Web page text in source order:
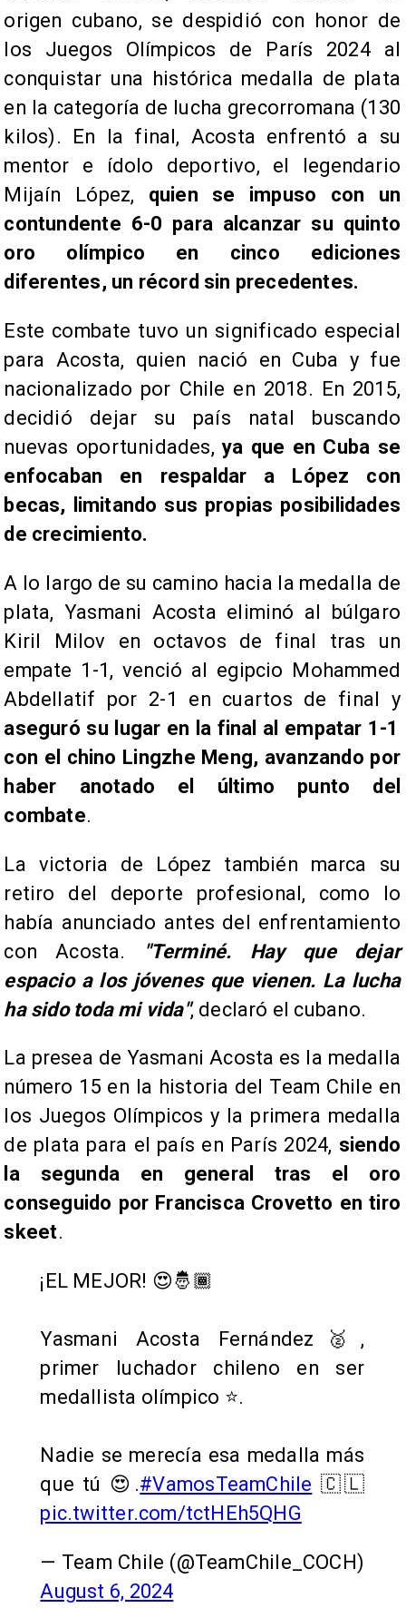
origen cubano, se despidió con honor de
los Juegos Olímpicos de París 2024 al
conquistar una histórica medalla de plata
en la categoría de lucha grecorromana (130
kilos). En la final, Acosta enfrentó a su
mentor e ídolo deportivo, el legendario
Mijaín López, quien se impuso con un
contundente 6-0 para alcanzar su quinto
oro olímpico en cinco ediciones
diferentes, un récord sin precedentes.
Este combate tuvo un significado especial
para Acosta, quien nació en Cuba y fue
nacionalizado por Chile en 2018. En 2015,
decidió dejar su país natal buscando
nuevas oportunidades,ya que en Cuba se
enfocaban en respaldar a López con
becas, limitando sus propias posibilidades
de crecimiento.
A lo largo de su camino hacia la medalla de
plata, Yasmani Acosta eliminó al búlgaro
Kiril Milov en octavos de final tras un
empate 1-1, venció al egipcio Mohammed
Abdellatif por 2-1 en cuartos de final y
aseguró su lugar en la final al empatar 1-1
con el chino Lingzhe Meng, avanzando por
haber anotado el último punto del
combate.
La victoria de López también marca su
retiro del deporte profesional, como lo
había anunciado antes del enfrentamiento
con Acosta.
"Terminé. Hay que dejar
espacio a los jóvenes que vienen. La lucha
ha sido toda mi vida", declaró el cubano.
La presea de Yasmani Acosta es la medalla
número 15 en la historia del Team Chile en
los Juegos Olímpicos y la primera medalla
de plata para el país en París 2024, siendo
la segunda en general tras el oro
conseguido por Francisca Crovetto en tiro
skeet.
¡EL MEJOR! 😍🤴🏾
Yasmani Acosta Fernández🥈,
primer luchador chileno en ser
medallista olímpico ⭐️.
Nadie se merecía esa medalla más
que tú 😍.#VamosTeamChile 🇨🇱
pic.twitter.com/tctHEh5QHG
— Team Chile (@TeamChile_COCH)
August 6, 2024